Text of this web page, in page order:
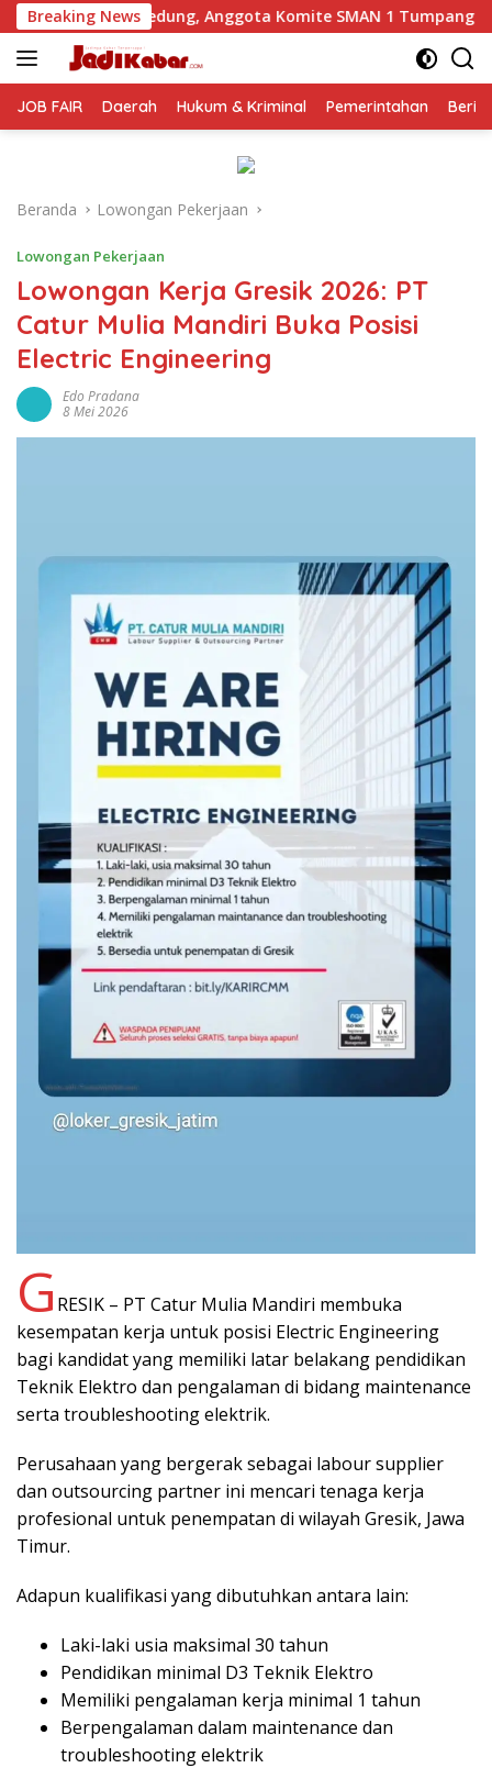
Langsung
ke
konten
Breaking News
Komite SMAN 1 Tumpang ,Ketua DPD IWOI Buka
JOB FAIR Daerah Hukum & Kriminal Pemerintahan
Beranda Lowongan Pekerjaan
Lowongan Pekerjaan
Lowongan Kerja Gresik 2026: PT
Catur Mulia Mandiri Buka Posisi
Electric Engineering
Edo Pradana
8 Mei 2026
G RESIK – PT Catur Mulia Mandiri membuka
kesempatan kerja untuk posisi Electric Engineering
bagi kandidat yang memiliki latar belakang pendidikan
Teknik Elektro dan pengalaman di bidang maintenance
serta troubleshooting elektrik.
Perusahaan yang bergerak sebagai labour supplier
dan outsourcing partner ini mencari tenaga kerja
profesional untuk penempatan di wilayah Gresik, Jawa
Timur.
Adapun kualifikasi yang dibutuhkan antara lain:
Laki-laki usia maksimal 30 tahun
Pendidikan minimal D3 Teknik Elektro
Memiliki pengalaman kerja minimal 1 tahun
Berpengalaman dalam maintenance dan
troubleshooting elektrik